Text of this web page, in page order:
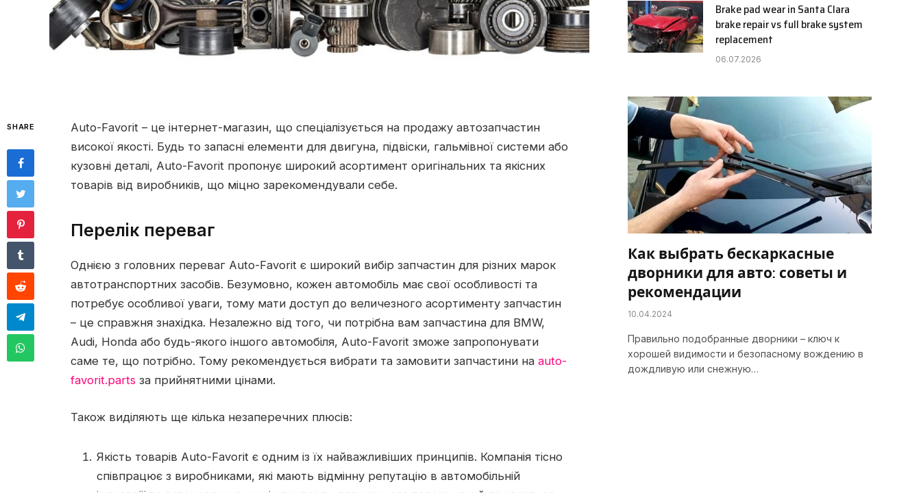
SHARE
Auto-Favorit – це інтернет-магазин, що спеціалізується на продажу автозапчастин
високої якості. Будь то запасні елементи для двигуна, підвіски, гальмівної системи або
кузовні деталі, Auto-Favorit пропонує широкий асортимент оригінальних та якісних
товарів від виробників, що міцно зарекомендували себе.
Перелік переваг
Однією з головних переваг Auto-Favorit є широкий вибір запчастин для різних марок
автотранспортних засобів. Безумовно, кожен автомобіль має свої особливості та
потребує особливої уваги, тому мати доступ до величезного асортименту запчастин
– це справжня знахідка. Незалежно від того, чи потрібна вам запчастина для BMW,
Audi, Honda або будь-якого іншого автомобіля, Auto-Favorit зможе запропонувати
саме те, що потрібно. Тому рекомендується вибрати та замовити запчастини на auto-
favorit.parts за прийнятними цінами.
Також виділяють ще кілька незаперечних плюсів:
Якість товарів Auto-Favorit є одним із їх найважливіших принципів. Компанія тісно
співпрацює з виробниками, які мають відмінну репутацію в автомобільній
Brake pad wear in Santa Clara
brake repair vs full brake system
replacement
06.07.2026
Как выбрать бескаркасные
дворники для авто: советы и
рекомендации
10.04.2024
Правильно подобранные дворники – ключ к
хорошей видимости и безопасному вождению в
дождливую или снежную…